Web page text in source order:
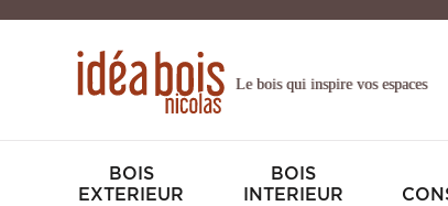
Le bois qui inspire vos espaces
BOIS
EXTERIEUR
BOIS
INTERIEUR